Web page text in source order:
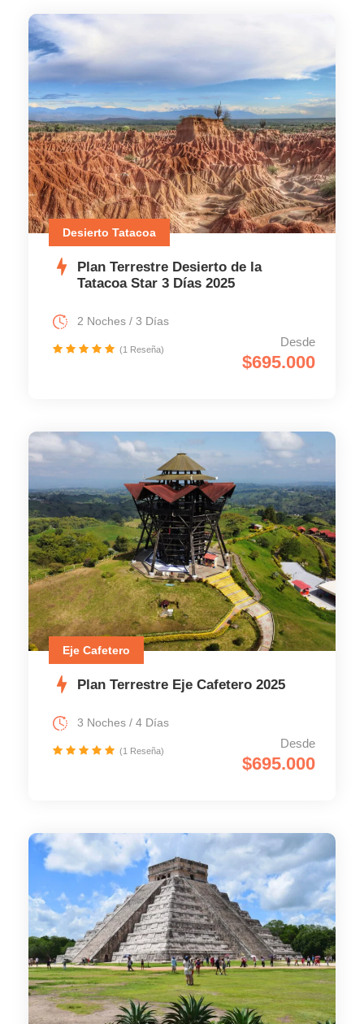
Desierto Tatacoa
Plan Terrestre Desierto de la
Tatacoa Star 3 Días 2025
Desde
$695.000
2 Noches / 3 Días
(1 Reseña)
Eje Cafetero
Plan Terrestre Eje Cafetero 2025
Desde
$695.000
3 Noches / 4 Días
(1 Reseña)